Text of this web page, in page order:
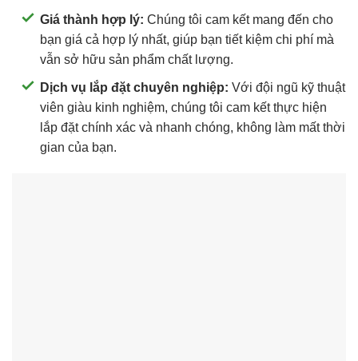
Giá thành hợp lý: Chúng tôi cam kết mang đến cho
bạn giá cả hợp lý nhất, giúp bạn tiết kiệm chi phí mà
vẫn sở hữu sản phẩm chất lượng.
Dịch vụ lắp đặt chuyên nghiệp: Với đội ngũ kỹ thuật
viên giàu kinh nghiệm, chúng tôi cam kết thực hiện
lắp đặt chính xác và nhanh chóng, không làm mất thời
gian của bạn.